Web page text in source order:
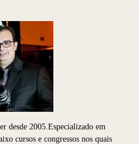
desde 2005.Especializado em
cursos e congressos nos quais